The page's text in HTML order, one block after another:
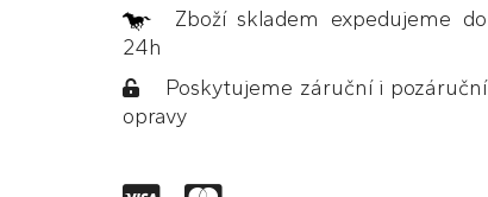
Zboží skladem expedujeme do
24h
Poskytujeme záruční i pozáruční
opravy